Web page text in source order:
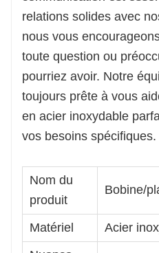
relations solides avec
nous vous
toute question ou
pourriez avoir. Notre
toujours prête à vous
en acier inoxydable
vos besoins spécifiques.
Nom du
produit
Bobine/
Matériel
Acier